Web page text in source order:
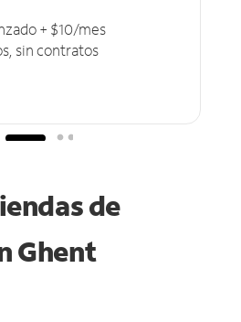
+ $10/mes
sin contratos
de
Ghent